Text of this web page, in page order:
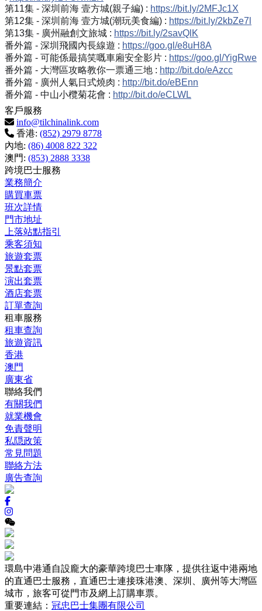
第11集 - 深圳前海 壹方城(親子編) : https://bit.ly/2MFJc1X
第12集 - 深圳前海 壹方城(潮玩美食編) : https://bit.ly/2kbZe7l
第13集 - 廣州融創文旅城 : https://bit.ly/2savQlK
番外篇 - 深圳飛國內長線遊 : https://goo.gl/e8uH8A
番外篇 - 可能係最搞笑嘅車廂安全影片 : https://goo.gl/YigRwe
番外篇 - 大灣區攻略教你一票通三地 : http://bit.do/eAzcc
番外篇 - 廣州人氣日式燒肉 : http://bit.do/eBEnn
番外篇 - 中山小欖菊花會 : http://bit.do/eCLWL
客戶服務
info@tilchinalink.com
香港: (852) 2979 8778
內地: (86) 4008 822 322
澳門: (853) 2888 3338
跨境巴士服務
業務簡介
購買車票
班次詳情
門市地址
上落站點指引
乘客須知
旅遊套票
景點套票
演出套票
酒店套票
訂單查詢
租車服務
租車查詢
旅遊資訊
香港
澳門
廣東省
聯絡我們
有關我們
就業機會
免責聲明
私隠政策
常見問題
聯絡方法
廣告查詢
環島中港通自設龐大的豪華跨境巴士車隊，提供往返中港兩地
的直通巴士服務，直通巴士連接珠港澳、深圳、廣州等大灣區
城市，旅客可從門市及網上訂購車票。
重要連結： 冠忠巴士集團有限公司